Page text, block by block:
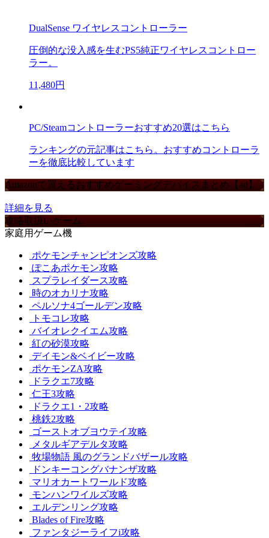
DualSense ワイヤレスコントローラー
圧倒的な没入感を生むPS5純正ワイヤレスコントロー
ラー。
11,480円
PC/Steamコントローラーおすすめ20選はこちら
ランキングの元記事はこちら。おすすめコントローラ
ーを徹底比較しています
Amazonで買えるおすすめゲーミングデバイスまとめ【ad】
詳細を見る
攻略取扱いゲーム
家庭用ゲーム機
ポケモンチャンピオンズ攻略
ぽこあポケモン攻略
スプラレイダース攻略
時のオカリナ攻略
ペルソナ4ゴールデン攻略
トモコレ攻略
バイオレクイエム攻略
紅の砂漠攻略
デイモン&ベイビー攻略
ポケモンZA攻略
ドラクエ7攻略
仁王3攻略
ドラクエ1・2攻略
桃鉄2攻略
ゴーストオブヨウテイ攻略
メタルギアデルタ攻略
牧場物語 風のグランドバザール攻略
ドンキーコングバナンザ攻略
マリオカートワールド攻略
モンハンワイルズ攻略
エルデンリング攻略
Blades of Fire攻略
ファンタジーライフi攻略